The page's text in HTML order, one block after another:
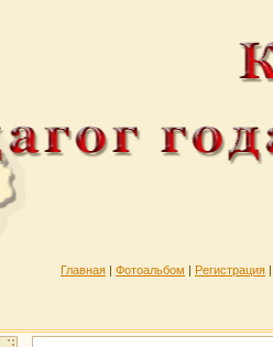
Главная | Фотоальбом | Регистрация